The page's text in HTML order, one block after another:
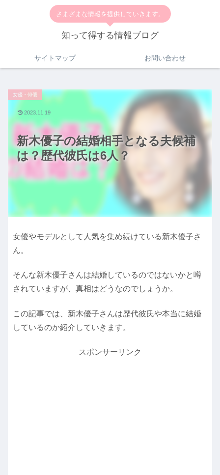
さまざまな情報を提供していきます。
知って得する情報ブログ
サイトマップ お問い合わせ
新木優子の結婚相手となる夫候補
は？歴代彼氏は6人？
女優・俳優
2023.11.19
女優やモデルとして人気を集め続けている新木優子さ
ん。
そんな新木優子さんは結婚しているのではないかと噂
されていますが、真相はどうなのでしょうか。
この記事では、新木優子さんは歴代彼氏や本当に結婚
しているのか紹介していきます。
スポンサーリンク